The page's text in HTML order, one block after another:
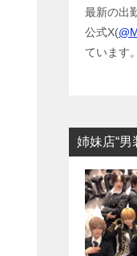
最新の出
公式X(
ています。
姉妹店“